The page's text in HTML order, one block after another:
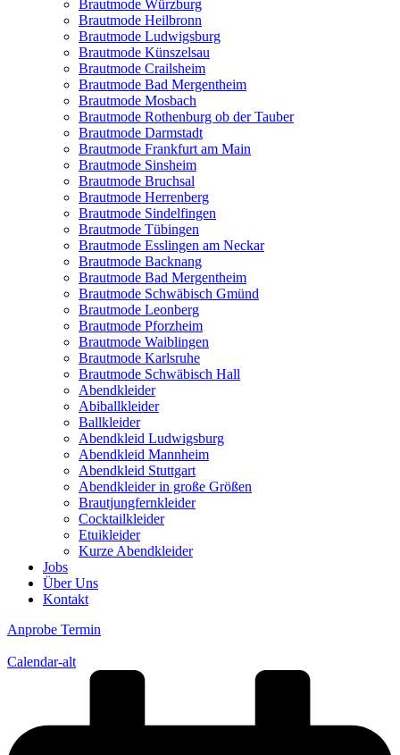
Brautmode Würzburg
Brautmode Heilbronn
Brautmode Ludwigsburg
Brautmode Künszelsau
Brautmode Crailsheim
Brautmode Bad Mergentheim
Brautmode Mosbach
Brautmode Rothenburg ob der Tauber
Brautmode Darmstadt
Brautmode Frankfurt am Main
Brautmode Sinsheim
Brautmode Bruchsal
Brautmode Herrenberg
Brautmode Sindelfingen
Brautmode Tübingen
Brautmode Esslingen am Neckar
Brautmode Backnang
Brautmode Bad Mergentheim
Brautmode Schwäbisch Gmünd
Brautmode Leonberg
Brautmode Pforzheim
Brautmode Waiblingen
Brautmode Karlsruhe
Brautmode Schwäbisch Hall
Abendkleider
Abiballkleider
Ballkleider
Abendkleid Ludwigsburg
Abendkleid Mannheim
Abendkleid Stuttgart
Abendkleider in große Größen
Brautjungfernkleider
Cocktailkleider
Etuikleider
Kurze Abendkleider
Jobs
Über Uns
Kontakt
Anprobe Termin
Calendar-alt